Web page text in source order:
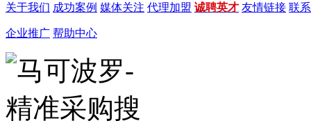
关于我们 成功案例 媒体关注 代理加盟 诚聘英才 友情链接 联
企业推广 帮助中心